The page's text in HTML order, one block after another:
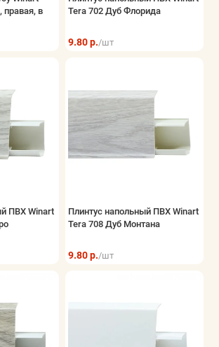
правая, в
Tera 702 Дуб Флорида
9.80 р./шт
ПВХ Winart
Плинтус напольный ПВХ Winart
Tera 708 Дуб Монтана
9.80 р./шт